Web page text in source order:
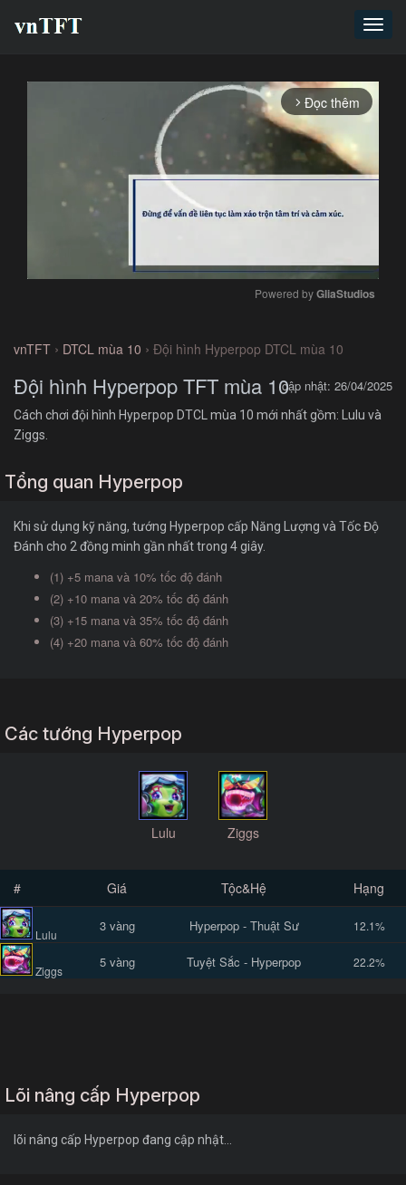
arrow_forward_ios Đọc thêm
Powered by GliaStudios
vnTFT › DTCL mùa 10 › Đội hình Hyperpop DTCL mùa 10
Đội hình Hyperpop TFT mùa 10cập nhật: 26/04/2025
Cách chơi đội hình Hyperpop DTCL mùa 10 mới nhất gồm: Lulu và
Ziggs.
Tổng quan Hyperpop
Khi sử dụng kỹ năng, tướng Hyperpop cấp Năng Lượng và Tốc Độ
Đánh cho 2 đồng minh gần nhất trong 4 giây.
(1) +5 mana và 10% tốc độ đánh
(2) +10 mana và 20% tốc độ đánh
(3) +15 mana và 35% tốc độ đánh
(4) +20 mana và 60% tốc độ đánh
Các tướng Hyperpop
Lulu Ziggs
# Giá Tộc&Hệ Hạng
Lulu
3 vàng Hyperpop - Thuật Sư 12.1%
Ziggs
5 vàng Tuyệt Sắc - Hyperpop 22.2%
Lõi nâng cấp Hyperpop
lõi nâng cấp Hyperpop đang cập nhật...